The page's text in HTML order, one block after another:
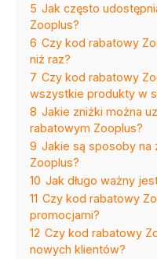
5 Jak często
Zooplus?
6 Czy kod rabatowy
niż raz?
7 Czy kod rabatowy
wszystkie produkty w
8 Jakie zniżki można
rabatowym Zooplus?
9 Jakie są sposoby
Zooplus?
10 Jak długo ważny
11 Czy kod rabatowy
promocjami?
12 Czy kod rabatowy
nowych klientów?